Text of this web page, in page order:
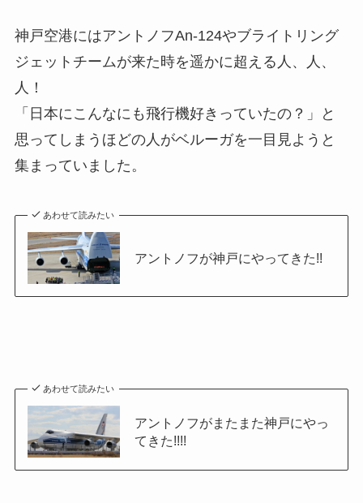
神戸空港にはアントノフAn-124やブライトリング
ジェットチームが来た時を遥かに超える人、人、
人！
「日本にこんなにも飛行機好きっていたの？」と
思ってしまうほどの人がベルーガを一目見ようと
集まっていました。
あわせて読みたい
アントノフが神戸にやってきた!!
あわせて読みたい
アントノフがまたまた神戸にやっ
てきた!!!!